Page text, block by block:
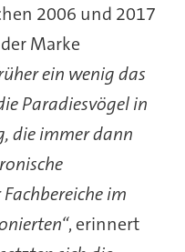
2006 und 2017
Marke
ein wenig das
Paradiesvögel in
die immer dann
im
, erinnert